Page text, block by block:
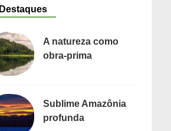
Destaques
A natureza como
obra-prima
Sublime Amazônia
profunda